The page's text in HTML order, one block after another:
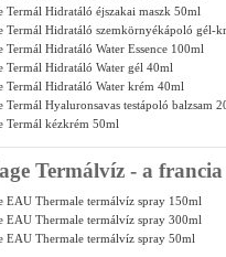
Termál Hidratáló éjszakai maszk 50ml
Termál Hidratáló szemkörnyékápoló gél-
Termál Hidratáló Water Essence 100ml
Termál Hidratáló Water gél 40ml
Termál Hidratáló Water krém 40ml
Termál Hyaluronsavas testápoló balzsam
Termál kézkrém 50ml
Termálvíz - a
EAU Thermale termálvíz spray 150ml
EAU Thermale termálvíz spray 300ml
EAU Thermale termálvíz spray 50ml